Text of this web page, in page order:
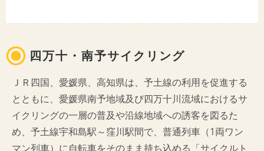
四万十・南予サイクリング
ＪＲ四国、愛媛県、高知県は、予土線の利用を促進する
とともに、愛媛県南予地域及び四万十川流域におけるサ
イクリングの一層の普及や沿線地域への誘客を図るた
め、予土線宇和島駅～窪川駅間で、普通列車（1両ワン
マン列車）に自転車をそのまま持ち込める「サイクルト